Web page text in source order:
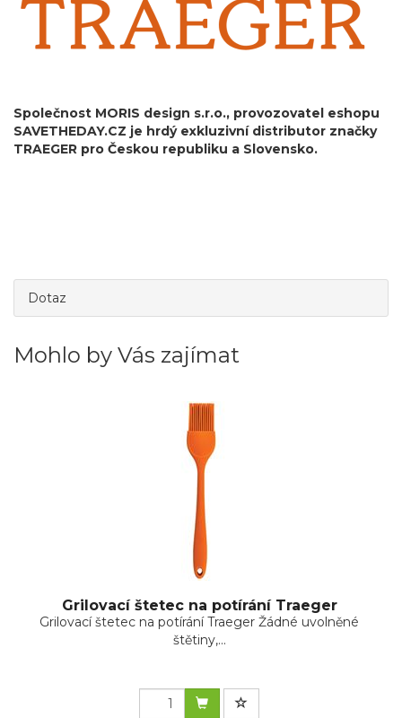
Společnost MORIS design s.r.o., provozovatel eshopu
SAVETHEDAY.CZ je hrdý exkluzivní distributor značky
TRAEGER pro Českou republiku a Slovensko.
Dotaz
Mohlo by Vás zajímat
Grilovací štetec na potírání Traeger
Grilovací štetec na potírání Traeger Žádné uvolněné
štětiny,...